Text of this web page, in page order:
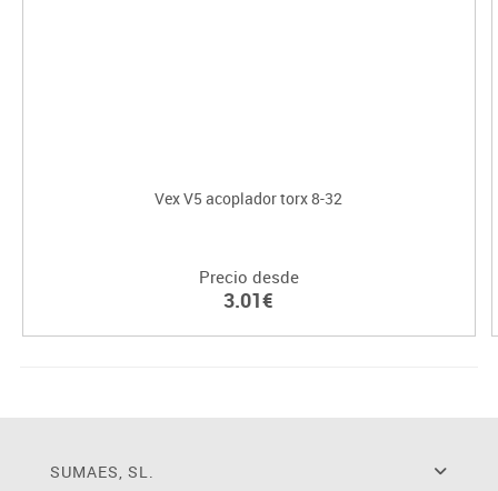
Vex V5 acoplador torx 8-32
Precio desde
3.01€
SUMAES, SL.